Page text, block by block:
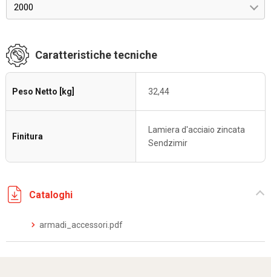
2000
Caratteristiche tecniche
Peso Netto [kg] 32,44
Finitura
Lamiera d'acciaio zincata
Sendzimir
Cataloghi
armadi_accessori.pdf